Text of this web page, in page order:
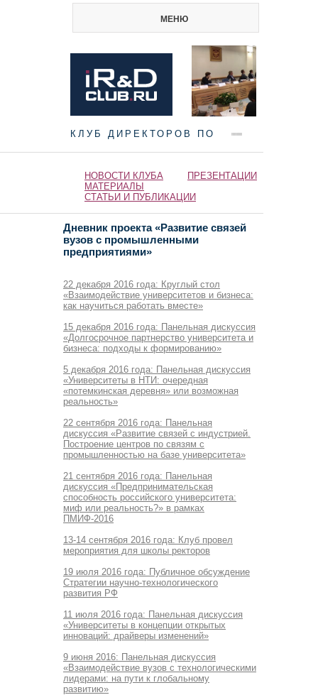
МЕНЮ
КЛУБ ДИРЕКТОРОВ ПО
НАУКЕ И ИННОВАЦИЯМ
НОВОСТИ КЛУБА
ПРЕЗЕНТАЦИИ
МАТЕРИАЛЫ
СТАТЬИ И ПУБЛИКАЦИИ
Дневник проекта «Развитие связей
вузов с промышленными
предприятиями»
22 декабря 2016 года: Круглый стол
«Взаимодействие университетов и бизнеса:
как научиться работать вместе»
15 декабря 2016 года: Панельная дискуссия
«Долгосрочное партнерство университета и
бизнеса: подходы к формированию»
5 декабря 2016 года: Панельная дискуссия
«Университеты в НТИ: очередная
«потемкинская деревня» или возможная
реальность»
22 сентября 2016 года: Панельная
дискуссия «Развитие связей с индустрией.
Построение центров по связям с
промышленностью на базе университета»
21 сентября 2016 года: Панельная
дискуссия «Предпринимательская
способность российского университета:
миф или реальность?» в рамках
ПМИФ-2016
13-14 сентября 2016 года: Клуб провел
мероприятия для школы ректоров
19 июля 2016 года: Публичное обсуждение
Стратегии научно-технологического
развития РФ
11 июля 2016 года: Панельная дискуссия
«Университеты в концепции открытых
инноваций: драйверы изменений»
9 июня 2016: Панельная дискуссия
«Взаимодействие вузов с технологическими
лидерами: на пути к глобальному
развитию»